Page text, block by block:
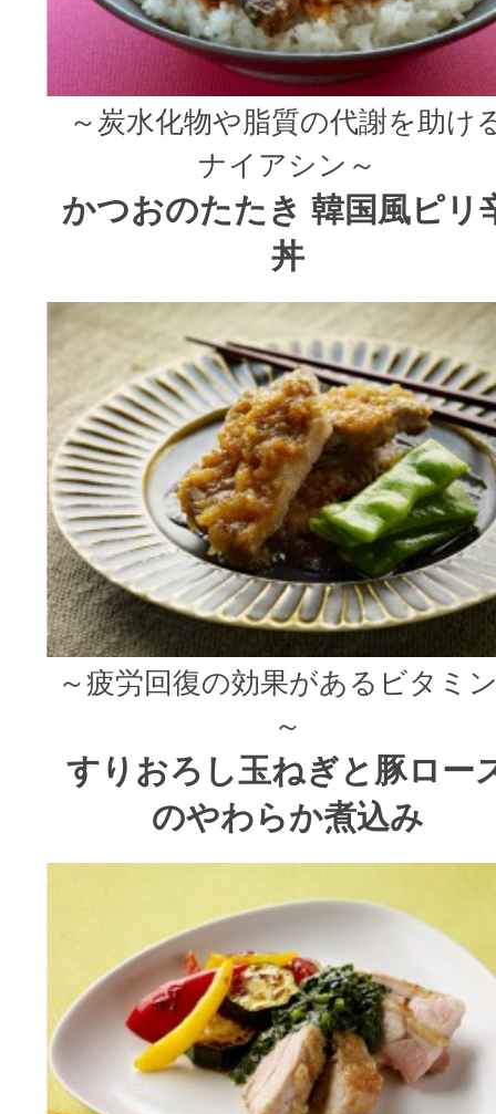
～炭水化物や脂質の代謝を助け
ナイアシン～
かつおのたたき 韓国風ピリ
丼
～疲労回復の効果があるビタミ
～
すりおろし玉ねぎと豚ロー
のやわらか煮込み